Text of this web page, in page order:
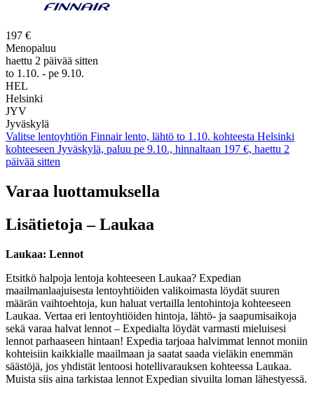
197 €
Menopaluu
haettu 2 päivää sitten
to 1.10. - pe 9.10.
HEL
Helsinki
JYV
Jyväskylä
Valitse lentoyhtiön Finnair lento, lähtö to 1.10. kohteesta Helsinki
kohteeseen Jyväskylä, paluu pe 9.10., hinnaltaan 197 €, haettu 2
päivää sitten
Varaa luottamuksella
Lisätietoja – Laukaa
Laukaa: Lennot
Etsitkö halpoja lentoja kohteeseen Laukaa? Expedian
maailmanlaajuisesta lentoyhtiöiden valikoimasta löydät suuren
määrän vaihtoehtoja, kun haluat vertailla lentohintoja kohteeseen
Laukaa. Vertaa eri lentoyhtiöiden hintoja, lähtö- ja saapumisaikoja
sekä varaa halvat lennot – Expedialta löydät varmasti mieluisesi
lennot parhaaseen hintaan! Expedia tarjoaa halvimmat lennot moniin
kohteisiin kaikkialle maailmaan ja saatat saada vieläkin enemmän
säästöjä, jos yhdistät lentoosi hotellivarauksen kohteessa Laukaa.
Muista siis aina tarkistaa lennot Expedian sivuilta loman lähestyessä.